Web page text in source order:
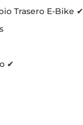
Trasero E-Bike ✔
✔